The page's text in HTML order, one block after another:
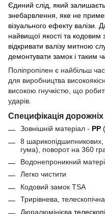
Єдиний слід, який
знебарвлення, яке не
візуального ефекту
найвищої якості та
відкривати валізу митною
демонтувати замок і таким
Поліпропілен є найбільш
для виробництва
високою гнучкістю, що
ударів.
Специфікація дорожніх
Зовнішній матеріал - PP
8 шарикопідшипникових,
гума), поворот на 360
Водонепроникний
Легко чистити
Кодовий замок TSA
Трирівнева,
Дюралюмінієва телескоп